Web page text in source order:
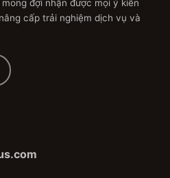
đợi nhận được mọi ý kiến
cấp trải nghiệm dịch vụ và